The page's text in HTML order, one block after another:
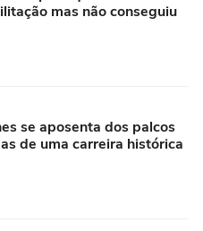
mas não conseguiu
se aposenta dos palcos
de uma carreira histórica